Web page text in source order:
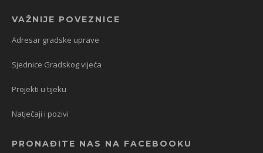
VAŽNIJE POVEZNICE
Adresar gradske uprave
Sjednice Gradskog vijeća
Projekti u tijeku
Natječaji i pozivi
PRONAĐITE NAS NA FACEBOOKU